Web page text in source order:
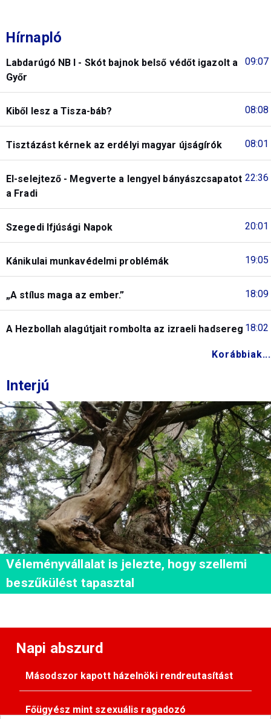
Hírnapló
09:07
Labdarúgó NB I - Skót bajnok belső védőt igazolt a
Győr
08:08
Kiből lesz a Tisza-báb?
08:01
Tisztázást kérnek az erdélyi magyar újságírók
22:36
El-selejtező - Megverte a lengyel bányászcsapatot
a Fradi
20:01
Szegedi Ifjúsági Napok
19:05
Kánikulai munkavédelmi problémák
18:09
„A stílus maga az ember.”
18:02
A Hezbollah alagútjait rombolta az izraeli hadsereg
Korábbiak...
Interjú
Véleményvállalat is jelezte, hogy szellemi
beszűkülést tapasztal
Napi abszurd
Másodszor kapott házelnöki rendreutasítást
Főügyész mint szexuális ragadozó